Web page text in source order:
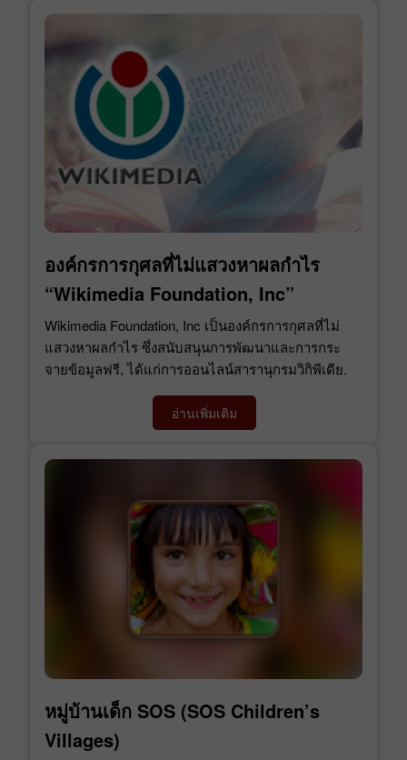
องค์กรการกุศลที่ไม่แสวงหาผลกำไร
“Wikimedia Foundation, Inc”
Wikimedia Foundation, Inc เป็นองค์กรการกุศลที่ไม่
แสวงหาผลกำไร ซึ่งสนับสนุนการพัฒนาและการกระ
จายข้อมูลฟรี, ได้แก่การออนไลน์สารานุกรมวิกิพีเดีย.
อ่านเพิ่มเติม
หมู่บ้านเด็ก SOS (SOS Children’s
Villages)